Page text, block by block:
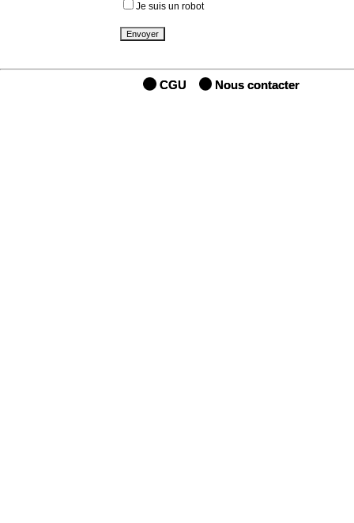
Je suis un robot
CGU Nous contacter